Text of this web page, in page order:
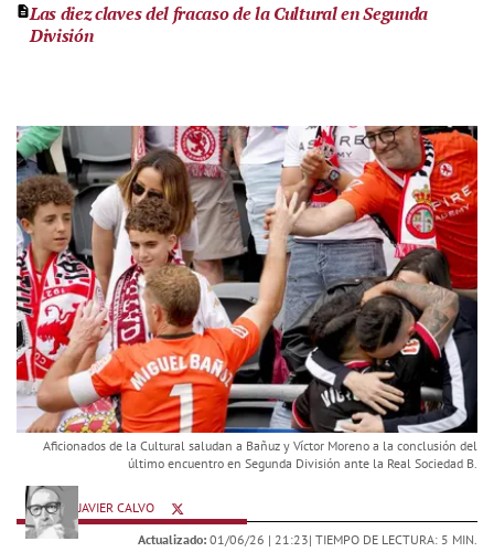
Las diez claves del fracaso de la Cultural en Segunda
División
Aficionados de la Cultural saludan a Bañuz y Víctor Moreno a la conclusión del
último encuentro en Segunda División ante la Real Sociedad B.
JAVIER CALVO
Actualizado: 01/06/26 | 21:23| TIEMPO DE LECTURA: 5 MIN.